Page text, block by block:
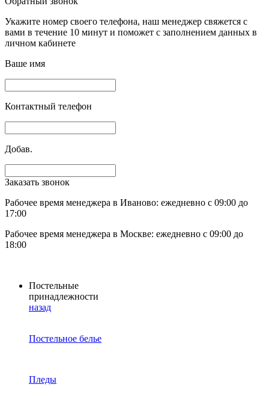
Укажите номер своего телефона, наш менеджер свяжется с
вами в течение 10 минут и поможет с заполнением данных в
личном кабинете
Ваше имя
Контактный телефон
Добав.
Заказать звонок
Рабочее время менеджера в Иваново: ежедневно с 09:00 до
17:00
Рабочее время менеджера в Москве: ежедневно с 09:00 до
18:00
Постельные
принадлежности
назад
Постельное белье
Пледы